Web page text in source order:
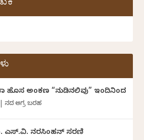
ಹೊಸ ಅಂಕಣ “ನುಡಿನಲಿವು” ಇಂದಿನಿಂದ
ದಿನದ ಅಗ್ರ ಬರಹ
ಎಸ್.ವಿ. ನರಸಿಂಹನ್‌‌ ಸರಣಿ